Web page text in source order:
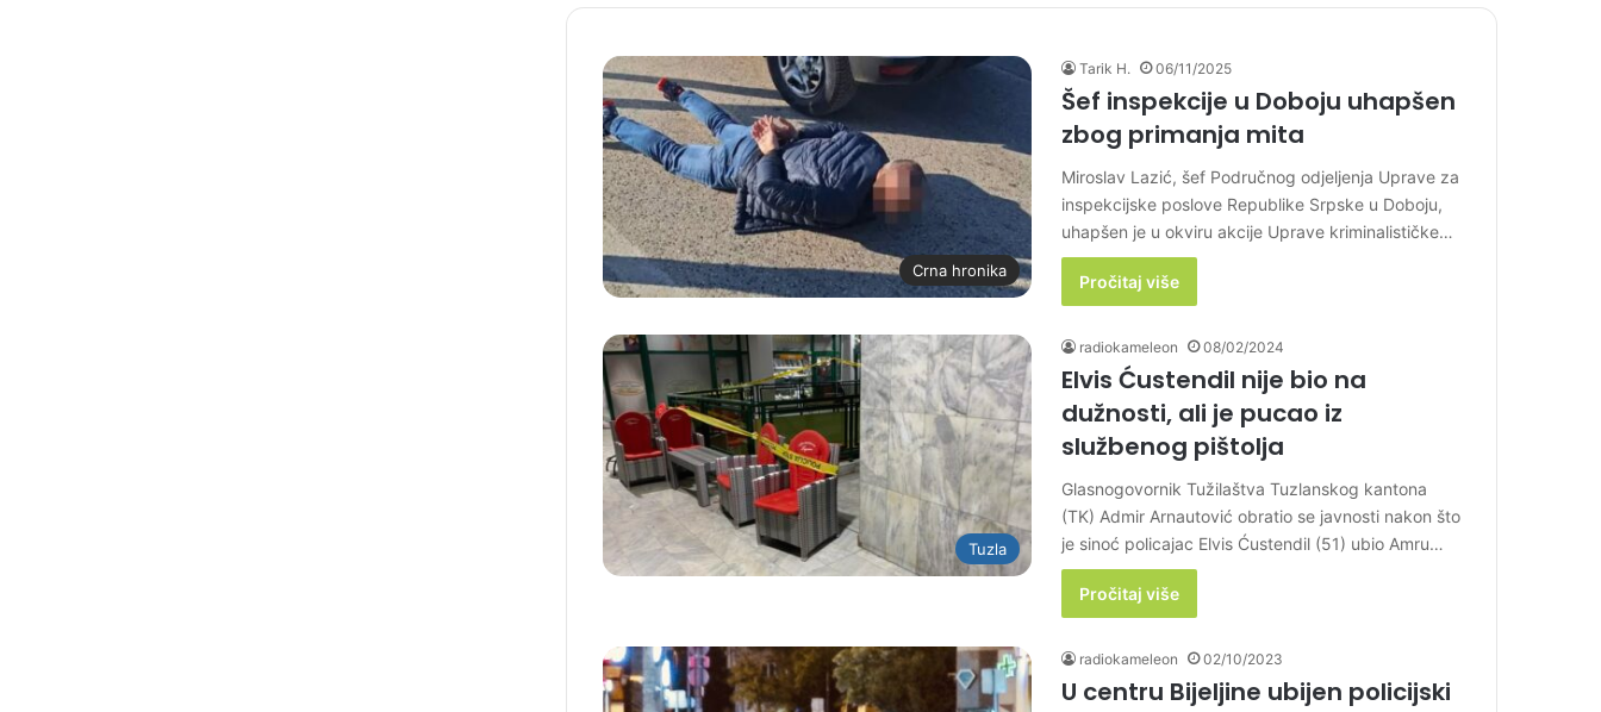
Crna hronika
Tarik H. 06/11/2025
Šef inspekcije u Doboju uhapšen
zbog primanja mita
Miroslav Lazić, šef Područnog odjeljenja Uprave za
inspekcijske poslove Republike Srpske u Doboju,
uhapšen je u okviru akcije Uprave kriminalističke…
Pročitaj više
Tuzla
radiokameleon 08/02/2024
Elvis Ćustendil nije bio na
dužnosti, ali je pucao iz
službenog pištolja
Glasnogovornik Tužilaštva Tuzlanskog kantona
(TK) Admir Arnautović obratio se javnosti nakon što
je sinoć policajac Elvis Ćustendil (51) ubio Amru…
Pročitaj više
radiokameleon 02/10/2023
U centru Bijeljine ubijen policijski